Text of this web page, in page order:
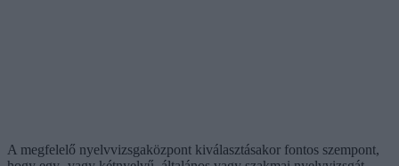
A megfelelő nyelvvizsgaközpont kiválasztásakor fontos szempont,